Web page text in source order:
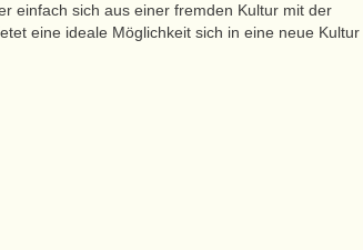
einfach sich aus einer fremden Kultur mit der
eine ideale Möglichkeit sich in eine neue Kultur